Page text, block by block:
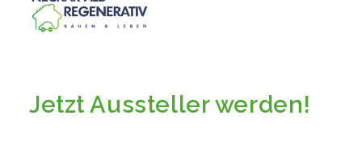
Jetzt Aussteller werden!